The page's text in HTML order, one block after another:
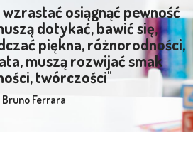
osiągnąć pewność
dotykać, bawić się,
piękna, różnorodności,
muszą rozwijać smak
twórczości"
Bruno Ferrara